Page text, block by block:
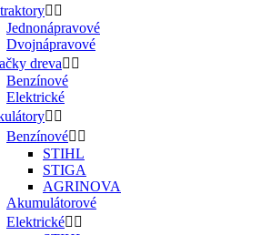
 
Jednonápravové
Dvojnápravové
dreva 
Benzínové
Elektrické
 
Benzínové 
STIHL
STIGA
AGRINOVA
Akumulátorové
Elektrické 